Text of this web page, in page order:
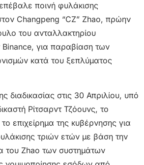
ποινή φυλάκισης
Changpeng “CZ” Zhao, πρώην
του ανταλλακτηρίου
Binance, για παραβίαση των
κατά του ξεπλύματος
διαδικασίας στις 30 Απριλίου, υπό
Ρίτσαρντ Τζόουνς, το
επιχείρημα της κυβέρνησης για
τριών ετών με βάση την
του Zhao των συστημάτων